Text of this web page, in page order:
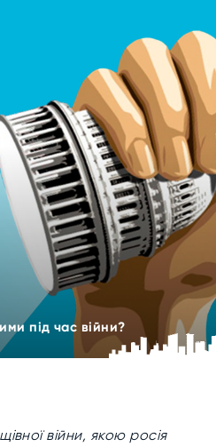
під час війни?
війни, якою росія